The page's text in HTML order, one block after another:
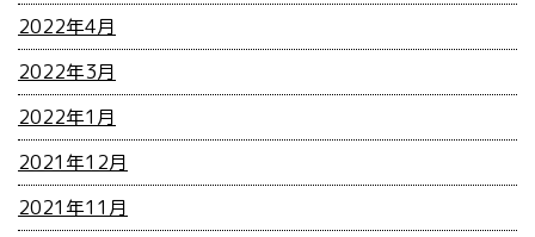
2022年4月
2022年3月
2022年1月
2021年12月
2021年11月